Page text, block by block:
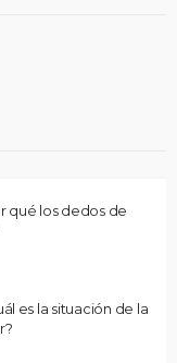
qué los dedos de
es la situación de la